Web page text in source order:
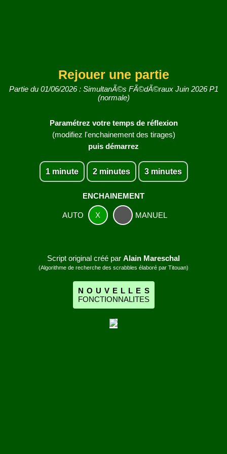
Rejouer une partie
Partie du 01/06/2026 : SimultanÃ©s FÃ©dÃ©raux Juin 2026 P1
(normale)
Paramétrez votre temps de réflexion
(modifiez l'enchainement des tirages)
puis démarrez
1 minute 2 minutes 3 minutes
ENCHAINEMENT
AUTO X MANUEL
Script original créé par Alain Mareschal
(Algorithme de recherche des scrabbles élaboré par Titouan)
N O U V E L L E S
FONCTIONNALITES